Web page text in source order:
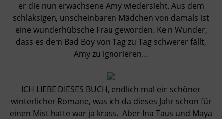
er die nun erwachsene Amy wiedersieht. Aus dem
schlaksigen, unscheinbaren Mädchen von damals ist
eine wunderhübsche Frau geworden. Kein Wunder,
dass es dem Bad Boy von Tag zu Tag schwerer fällt,
Amy zu ignorieren…
ICH LIEBE DIESES BUCH, endlich mal ein schöner
winterlicher Romane, was ich da dieses Jahr schon für
einen Mist hatte war ja krass. Aber Ina Taus und Maya